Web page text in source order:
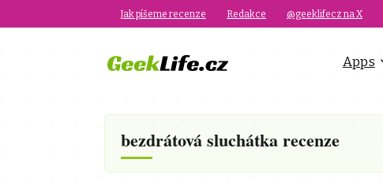
Jak píšeme recenze Redakce @geeklifecz na X
Apps
bezdrátová sluchátka recenze